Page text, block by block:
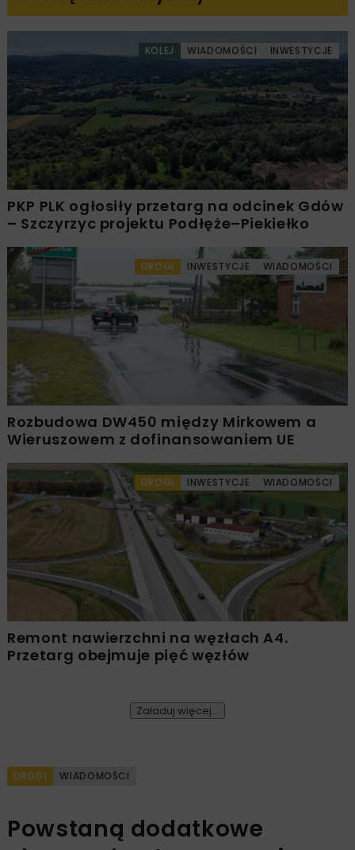
KOLEJ WIADOMOŚCI INWESTYCJE
PKP PLK ogłosiły przetarg na odcinek Gdów
– Szczyrzyc projektu Podłęże–Piekiełko
DROGI INWESTYCJE WIADOMOŚCI
Rozbudowa DW450 między Mirkowem a
Wieruszowem z dofinansowaniem UE
DROGI INWESTYCJE WIADOMOŚCI
Remont nawierzchni na węzłach A4.
Przetarg obejmuje pięć węzłów
Załaduj więcej...
DROGI WIADOMOŚCI
Powstaną dodatkowe